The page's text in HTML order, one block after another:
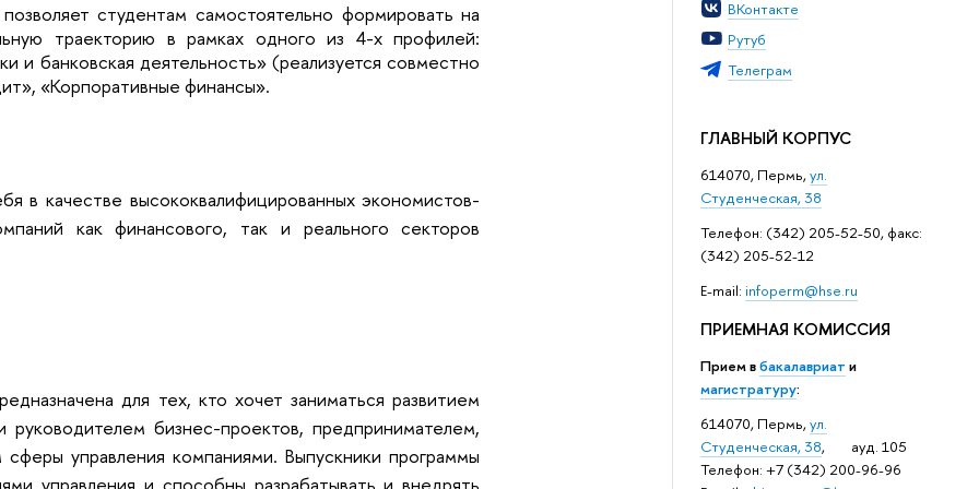
ВКонтакте
Рутуб
Телеграм
ГЛАВНЫЙ КОРПУС
614070, Пермь,ул.
Студенческая, 38
Телефон: (342) 205-52-50, факс:
(342) 205-52-12
Е-mail: infoperm@hse.ru
ПРИЕМНАЯ КОМИССИЯ
Прием вбакалавриат и
магистратуру:
614070, Пермь,ул.
Студенческая, 38, ауд. 105
Телефон: +7 (342) 200-96-96
студентам самостоятельно формировать на
траекторию в рамках одного из 4-х профилей:
и банковская деятельность» (реализуется совместно
«Корпоративные финансы».
в качестве высококвалифицированных экономистов-
как финансового, так и реального секторов
для тех, кто хочет заниматься развитием
руководителем бизнес-проектов, предпринимателем,
управления компаниями. Выпускники программы